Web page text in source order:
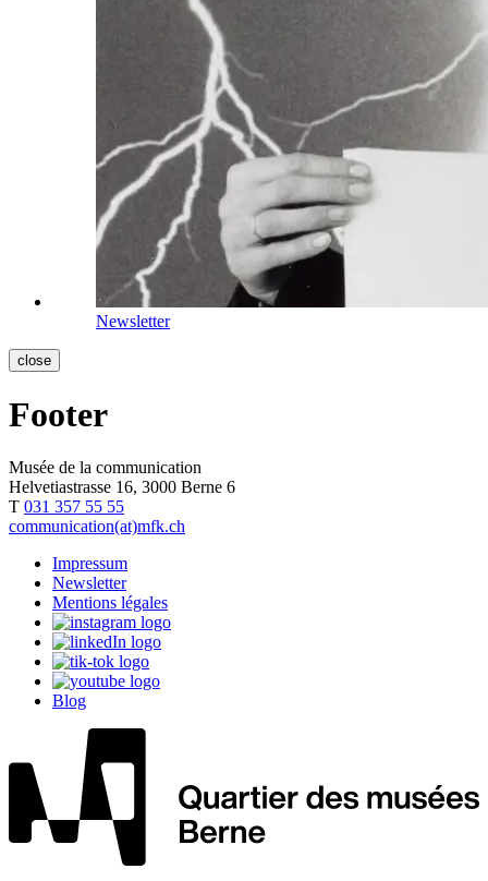
Newsletter
close
Footer
Musée de la communication
Helvetiastrasse 16, 3000 Berne 6
T 031 357 55 55
communication(at)mfk.ch
Impressum
Newsletter
Mentions légales
Blog